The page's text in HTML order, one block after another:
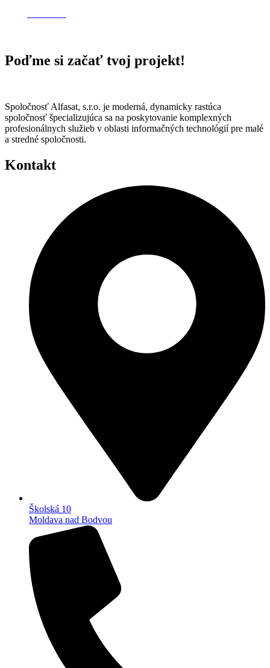
Poďme si začať tvoj projekt!
Spoločnosť Alfasat, s.r.o. je moderná, dynamicky rastúca
spoločnosť špecializujúca sa na poskytovanie komplexných
profesionálnych služieb v oblasti informačných technológií pre malé
a stredné spoločnosti.
Kontakt
Školská 10
Moldava nad Bodvou